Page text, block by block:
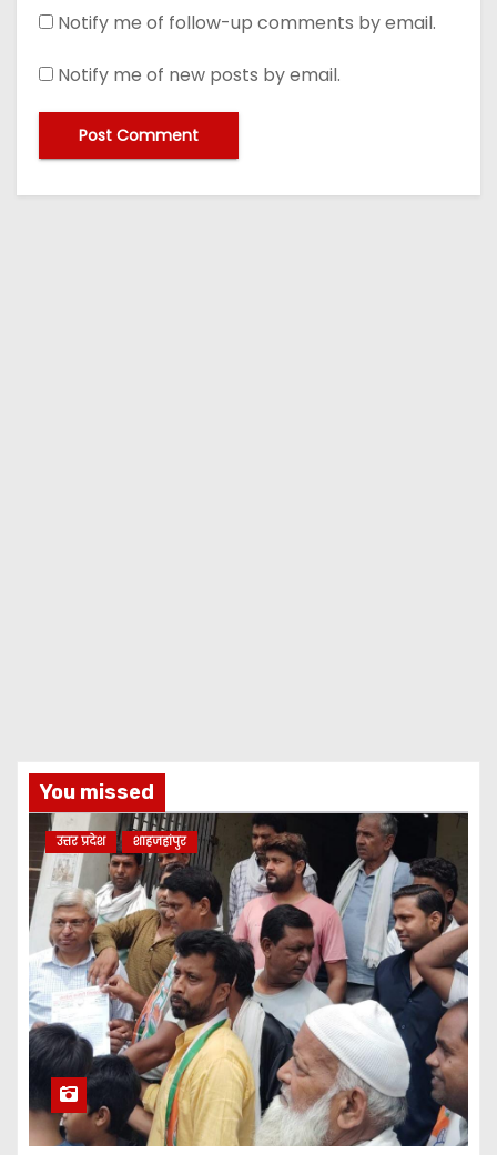
Notify me of follow-up comments by email.
Notify me of new posts by email.
You missed
उत्तर प्रदेश शाहजहांपुर